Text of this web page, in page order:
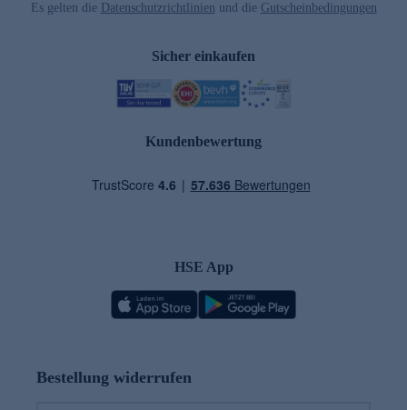
Es gelten die Datenschutzrichtlinien und die Gutscheinbedingungen
Sicher einkaufen
Kundenbewertung
HSE App
Bestellung widerrufen